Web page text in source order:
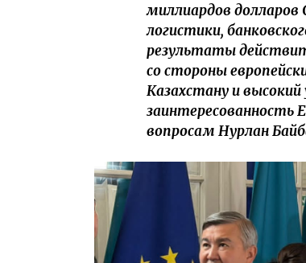
миллиардов
логистики,
результаты
со стороны
Казахстану и высокий
заинтересованность
вопросам Нурлан